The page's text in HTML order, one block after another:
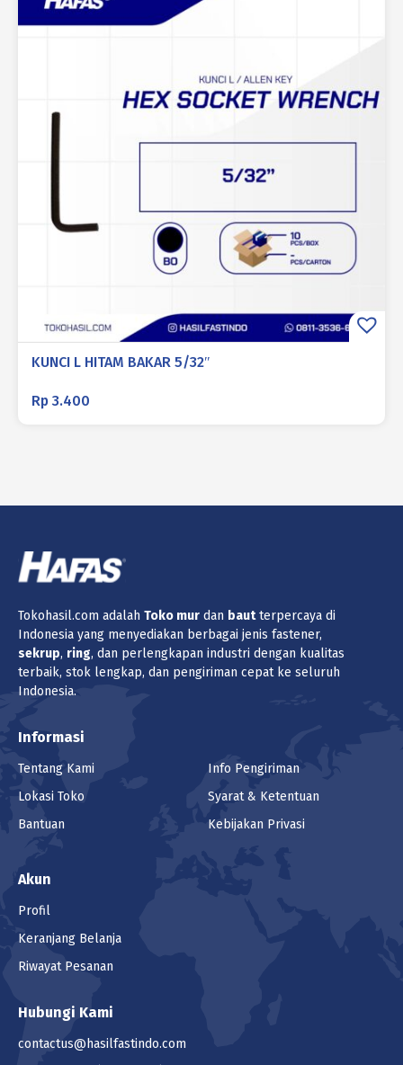
KUNCI L HITAM BAKAR 5/32″
Rp 3.400
Tokohasil.com adalah Toko mur dan bautterpercaya di
Indonesia yang menyediakan berbagai jenis fastener,
sekrup, ring, dan perlengkapan industri dengan kualitas
terbaik, stok lengkap, dan pengiriman cepat ke seluruh
Indonesia.
Informasi
Tentang Kami
Lokasi Toko
Bantuan
Info Pengiriman
Syarat & Ketentuan
Kebijakan Privasi
Akun
Profil
Keranjang Belanja
Riwayat Pesanan
Hubungi Kami
contactus@hasilfastindo.com